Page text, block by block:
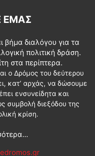
ΕΜΆΣ
διαλόγου για τα
πολιτική δράση.
στα περίπτερα.
ο Δρόμος του δεύτερου
κατ’ αρχάς, να δώσουμε
ενσυνείδητα και
συμβολή διεξόδου της
κρίση.